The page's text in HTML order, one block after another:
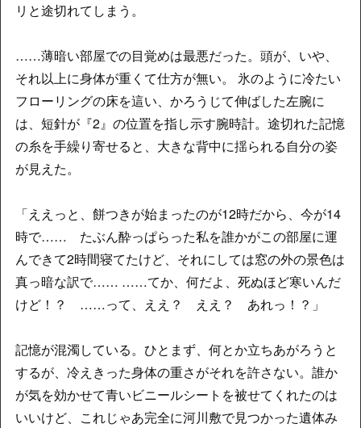
リと途切れてしまう。
……薄暗い部屋での目覚めは最悪だった。頭が、いや、
それ以上に身体が重くて仕方が無い。 氷のように冷たい
フローリングの床を這い、かろうじて伸ばした左腕に
は、短針が『2』の位置を指し示す腕時計。途切れた記憶
の糸を手繰り寄せると、大きな背中に揺られる自分の姿
が見えた。
「ええっと、餅つきが始まったのが12時だから、今が14
時で…… たぶん酔っぱらった私を誰かがこの部屋に運
んできて2時間寝てたけど、それにしては窓の外の景色は
真っ暗な訳で…… ……てか、何だよ、死ぬほど寒いんだ
けど！？ ……って、ええ？ ええ？ あれっ！？」
記憶が混濁している。ひとまず、何とか立ちあがろうと
するが、冷えきった身体の重さがそれを許さない。誰か
が気を効かせて青いビニールシートを被せてくれたのは
いいけど、これじゃあ完全に河川敷で見つかった遺体み